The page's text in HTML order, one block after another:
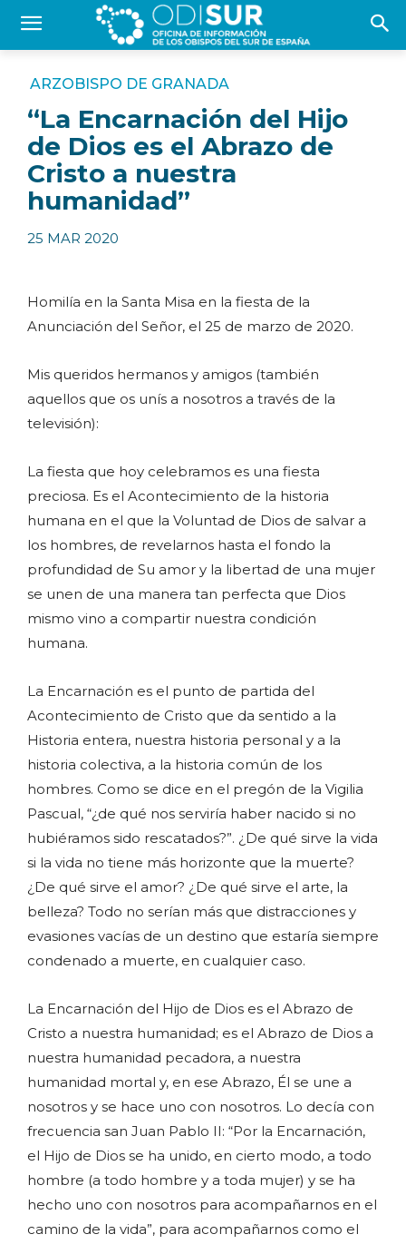
ARZOBISPO DE GRANADA
“La Encarnación del Hijo
de Dios es el Abrazo de
Cristo a nuestra
humanidad”
25 MAR 2020
Homilía en la Santa Misa en la fiesta de la
Anunciación del Señor, el 25 de marzo de 2020.
Mis queridos hermanos y amigos (también
aquellos que os unís a nosotros a través de la
televisión):
La fiesta que hoy celebramos es una fiesta
preciosa. Es el Acontecimiento de la historia
humana en el que la Voluntad de Dios de salvar a
los hombres, de revelarnos hasta el fondo la
profundidad de Su amor y la libertad de una mujer
se unen de una manera tan perfecta que Dios
mismo vino a compartir nuestra condición
humana.
La Encarnación es el punto de partida del
Acontecimiento de Cristo que da sentido a la
Historia entera, nuestra historia personal y a la
historia colectiva, a la historia común de los
hombres. Como se dice en el pregón de la Vigilia
Pascual, “¿de qué nos serviría haber nacido si no
hubiéramos sido rescatados?”. ¿De qué sirve la vida
si la vida no tiene más horizonte que la muerte?
¿De qué sirve el amor? ¿De qué sirve el arte, la
belleza? Todo no serían más que distracciones y
evasiones vacías de un destino que estaría siempre
condenado a muerte, en cualquier caso.
La Encarnación del Hijo de Dios es el Abrazo de
Cristo a nuestra humanidad; es el Abrazo de Dios a
nuestra humanidad pecadora, a nuestra
humanidad mortal y, en ese Abrazo, Él se une a
nosotros y se hace uno con nosotros. Lo decía con
frecuencia san Juan Pablo II: “Por la Encarnación,
el Hijo de Dios se ha unido, en cierto modo, a todo
hombre (a todo hombre y a toda mujer) y se ha
hecho uno con nosotros para acompañarnos en el
camino de la vida”, para acompañarnos como el